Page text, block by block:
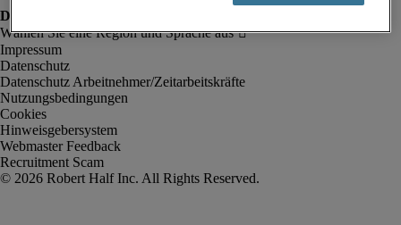
Impressum
Datenschutz
Datenschutz Arbeitnehmer/Zeitarbeitskräfte
Nutzungsbedingungen
Cookies
Hinweisgebersystem
Webmaster Feedback
Recruitment Scam